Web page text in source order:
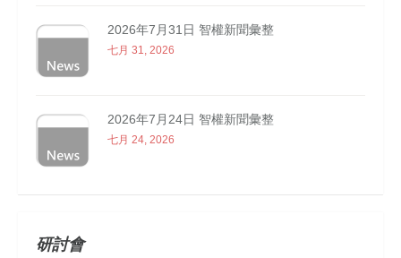
2026年7月31日 智權新聞彙整
七月 31, 2026
2026年7月24日 智權新聞彙整
七月 24, 2026
研討會